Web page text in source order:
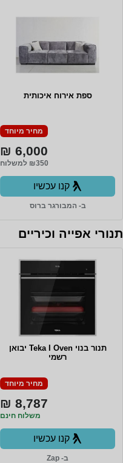
ספת אירוח איכותית
מחיר מיוחד
6,000 ₪
₪350 למשלוח
קנו עכשיו
ב- המבורגר ברוס
תנורי אפייה וכיריים
תנור בנוי Teka I Oven יבואן
רשמי
מחיר מיוחד
8,787 ₪
משלוח חינם
קנו עכשיו
ב- Zap